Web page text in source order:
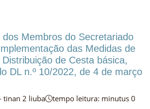
dos Membros do Secretariado
das Medidas de
de Cesta básica,
DL n.º 10/2022, de 4 de março
tinan 2 liuba tempo leitura: minutus 0